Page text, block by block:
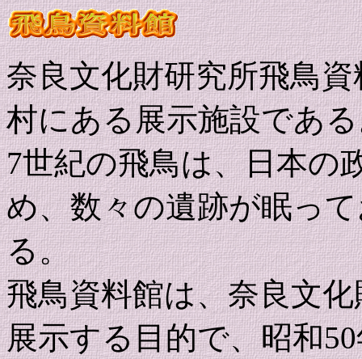
奈良文化財研究所飛鳥
村にある展示施設であ
7世紀の飛鳥は、日本の
め、数々の遺跡が眠っ
る。
飛鳥資料館は、奈良文
展示する目的で、昭和